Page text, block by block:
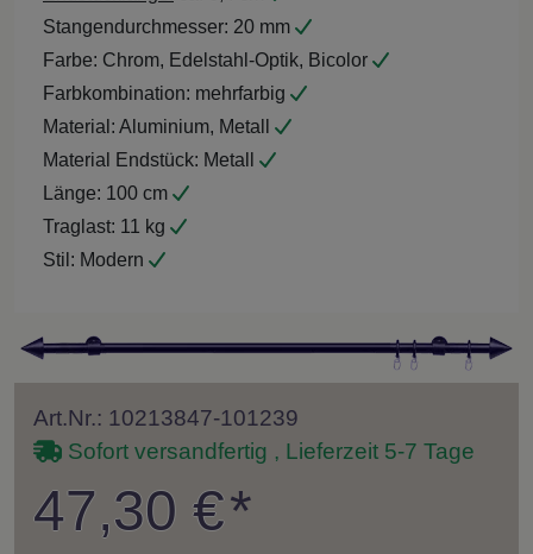
Stangendurchmesser: 20 mm
Farbe: Chrom, Edelstahl-Optik, Bicolor
Farbkombination: mehrfarbig
Material: Aluminium, Metall
Material Endstück: Metall
Länge: 100 cm
Traglast: 11 kg
Stil: Modern
Art.Nr.: 10213847-101239
Sofort versandfertig , Lieferzeit 5-7 Tage
47,30 €*